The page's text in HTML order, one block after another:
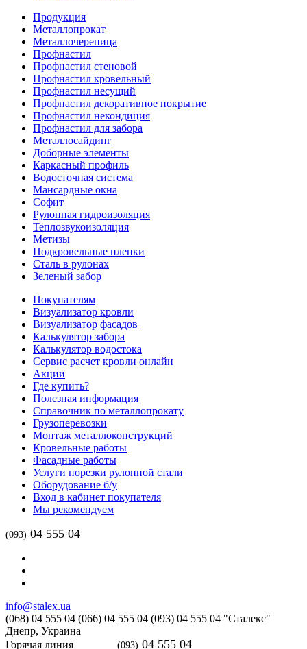
Продукция
Металлопрокат
Металлочерепица
Профнастил
Профнастил стеновой
Профнастил кровельный
Профнастил несущий
Профнастил декоративное покрытие
Профнастил некондиция
Профнастил для забора
Металлосайдинг
Доборные элементы
Каркасный профиль
Водосточная система
Мансардные окна
Софит
Рулонная гидроизоляция
Теплозвукоизоляция
Метизы
Подкровельные пленки
Сталь в рулонах
Зеленый забор
Покупателям
Визуализатор кровли
Визуализатор фасадов
Калькулятор забора
Калькулятор водостока
Сервис расчет кровли онлайн
Акции
Где купить?
Полезная информация
Справочник по металлопрокату
Грузоперевозки
Монтаж металлоконструкций
Кровельные работы
Фасадные работы
Услуги порезки рулонной стали
Оборудование б/у
Вход в кабинет покупателя
Мы рекомендуем
(093) 04 555 04
info@stalex.ua
(068) 04 555 04 (066) 04 555 04 (093) 04 555 04 "Сталекс"
Днепр, Украина
Горячая линия
(093) 04 555 04